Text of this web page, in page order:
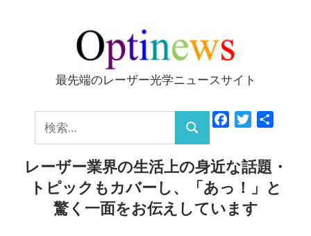
ッ
Optinews
最先端のレーザー光学ニュースサイト
索:
検
索
FacebookTwitter
レーザー業界の生活上の身近な話題・
トピックもカバーし、「あっ！」と
驚く一面をお伝えしています